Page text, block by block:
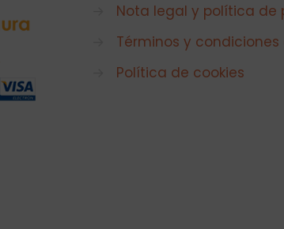
Nota legal y política de
Términos y
Política de cookies